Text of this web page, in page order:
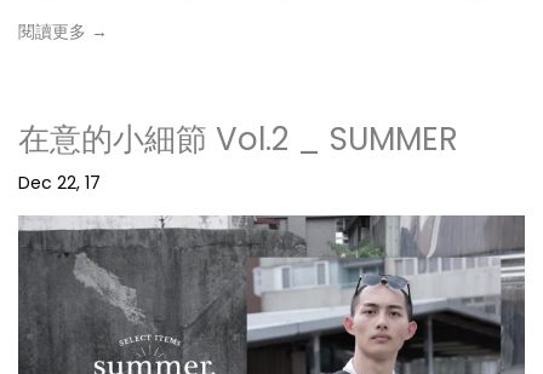
閱讀更多 →
在意的小細節 Vol.2 _ SUMMER
Dec 22, 17